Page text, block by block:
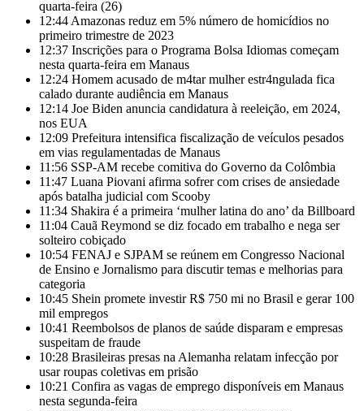
quarta-feira (26)
12:44 Amazonas reduz em 5% número de homicídios no
primeiro trimestre de 2023
12:37 Inscrições para o Programa Bolsa Idiomas começam
nesta quarta-feira em Manaus
12:24 Homem acusado de m4tar mulher estr4ngulada fica
calado durante audiência em Manaus
12:14 Joe Biden anuncia candidatura à reeleição, em 2024,
nos EUA
12:09 Prefeitura intensifica fiscalização de veículos pesados
em vias regulamentadas de Manaus
11:56 SSP-AM recebe comitiva do Governo da Colômbia
11:47 Luana Piovani afirma sofrer com crises de ansiedade
após batalha judicial com Scooby
11:34 Shakira é a primeira ‘mulher latina do ano’ da Billboard
11:04 Cauã Reymond se diz focado em trabalho e nega ser
solteiro cobiçado
10:54 FENAJ e SJPAM se reúnem em Congresso Nacional
de Ensino e Jornalismo para discutir temas e melhorias para
categoria
10:45 Shein promete investir R$ 750 mi no Brasil e gerar 100
mil empregos
10:41 Reembolsos de planos de saúde disparam e empresas
suspeitam de fraude
10:28 Brasileiras presas na Alemanha relatam infecção por
usar roupas coletivas em prisão
10:21 Confira as vagas de emprego disponíveis em Manaus
nesta segunda-feira